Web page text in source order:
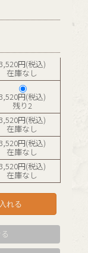
円(税込)
在庫なし
円(税込)
残り2
円(税込)
在庫なし
円(税込)
在庫なし
円(税込)
在庫なし
れる